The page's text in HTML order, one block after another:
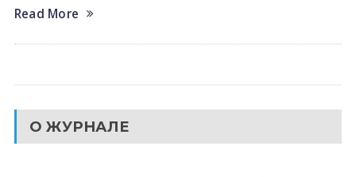
Read More
О ЖУРНАЛЕ